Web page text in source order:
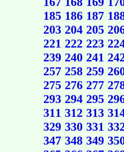
185 186 187
203 204 205
221 222 223
239 240 241
257 258 259
275 276 277
293 294 295
311 312 313
329 330 331
347 348 349